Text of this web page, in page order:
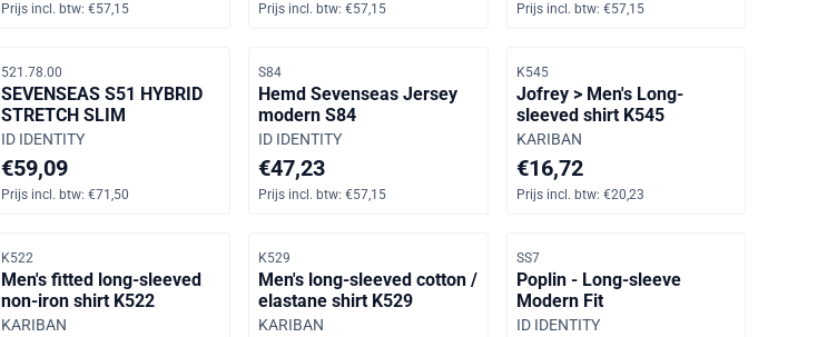
Prijs incl. btw: €57,15 Prijs incl. btw: €57,15 Prijs incl. btw: €57,15
Artikelnummer
521.78.00
SEVENSEAS S51 HYBRID
STRETCH SLIM
Merk:
ID IDENTITY
Prijs op aanvraag, inclusief btw: 71,50
€59,09
Prijs incl. btw: €71,50
Artikelnummer
S84
Hemd Sevenseas Jersey
modern S84
Merk:
ID IDENTITY
Prijs op aanvraag, inclusief btw: 57,15
€47,23
Prijs incl. btw: €57,15
Artikelnummer
K545
Jofrey > Men's Long-
sleeved shirt K545
Merk:
KARIBAN
Prijs: 16,72, inclusief btw: 20,23
€16,72
Prijs incl. btw: €20,23
Artikelnummer
K522
Men's fitted long-sleeved
non-iron shirt K522
Merk:
KARIBAN
Artikelnummer
K529
Men's long-sleeved cotton /
elastane shirt K529
Merk:
KARIBAN
Artikelnummer
SS7
Poplin - Long-sleeve
Modern Fit
Merk:
ID IDENTITY